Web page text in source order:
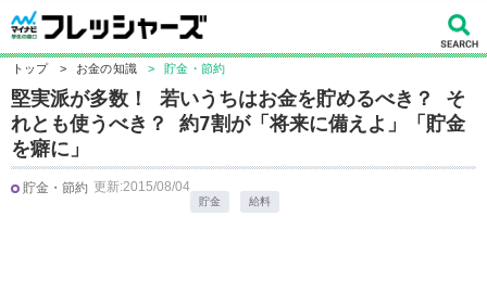
トップ > お金の知識 > 貯金・節約
堅実派が多数！ 若いうちはお金を貯めるべき？ そ
れとも使うべき？ 約7割が「将来に備えよ」「貯金
を癖に」
貯金・節約 更新:2015/08/04
貯金 給料